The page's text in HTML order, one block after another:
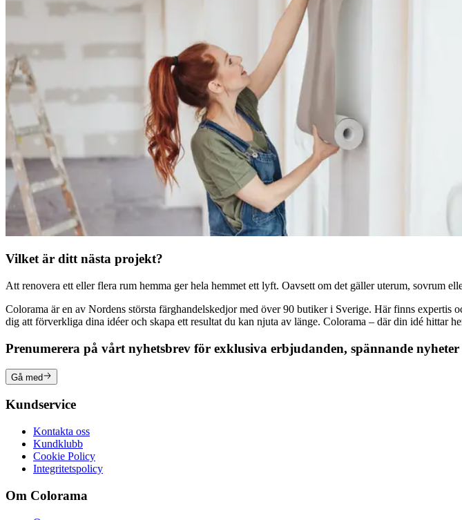
Vilket är ditt nästa projekt?
Att renovera ett eller flera rum hemma ger hela hemmet ett lyft. Oavsett om det gäller uterum, sovrum
Colorama är en av Nordens största färghandelskedjor med över 90 butiker i Sverige. Här finns
dig att förverkliga dina idéer och skapa ett resultat du kan njuta av länge. Colorama – där din idé hittar
Prenumerera på vårt nyhetsbrev för exklusiva erbjudanden, spännande
Gå med
Kundservice
Kontakta oss
Kundklubb
Cookie Policy
Integritetspolicy
Om Colorama